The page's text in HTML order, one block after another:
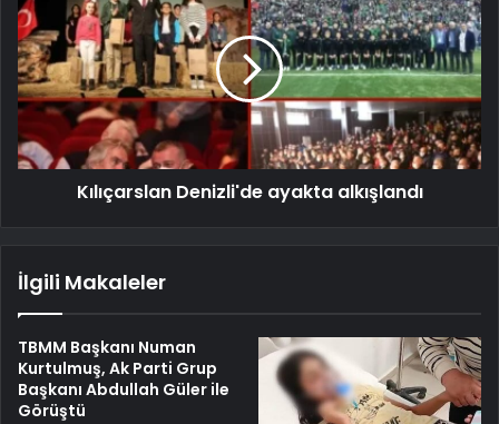
Kılıçarslan Denizli'de ayakta alkışlandı
İlgili Makaleler
TBMM Başkanı Numan
Kurtulmuş, Ak Parti Grup
Başkanı Abdullah Güler ile
Görüştü